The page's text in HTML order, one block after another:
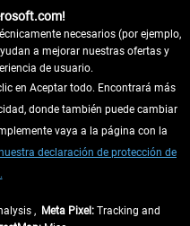
necesarios (por ejemplo,
a mejorar nuestras ofertas y
de usuario.
en Aceptar todo. Encontrará más
donde también puede cambiar
vaya a la página con la
declaración de protección de
, Meta Pixel: Tracking and